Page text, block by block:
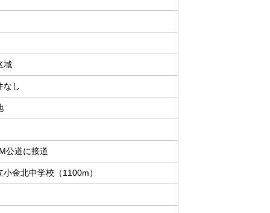
域
なし
公道に接道
小金北中学校（1100m）